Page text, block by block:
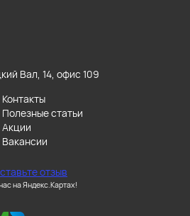
Вал, 14, офис 109
Контакты
Полезные статьи
Акции
Вакансии
отзыв
на Яндекс.Картах!